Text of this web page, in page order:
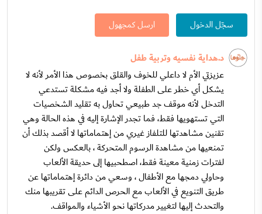
سجّل الدخول ارسل كمجهول
د.هداية نفسيه وتربية طفل
عزيزتي الأم لا داعلي للخوف والقلق بخصوص هذا الأمر لأنه لا
يشكل أي خطر على الطفلة ولا أجد فيه مشكلة تستدعي
التدخل لأنه موقف جد طبيعي تحاول به تقليد الشخصيات
التي تستهويها فقط، فما تجدر الإشارة إليه في هذه الحالة وهي
تقنين مشاهدتها للتلفاز غيري من إهتماماتها لا أقصد بذلك أن
تمنعيها من مشاهدة الرسوم المتحركة ، بالعكس ولكن
لفترات زمنية معينة فقط، اصطحبيها إلى حديقة الألعاب
وحاولي دمجها مع الأطفال ، وسعي من دائرة إهتماماتها عن
طريق التنويع في الألعاب مع الحرص الدائم على تقريبها منك
والتحدث إليها لتغيير مدركاتها نحو الأشياء والمواقف.